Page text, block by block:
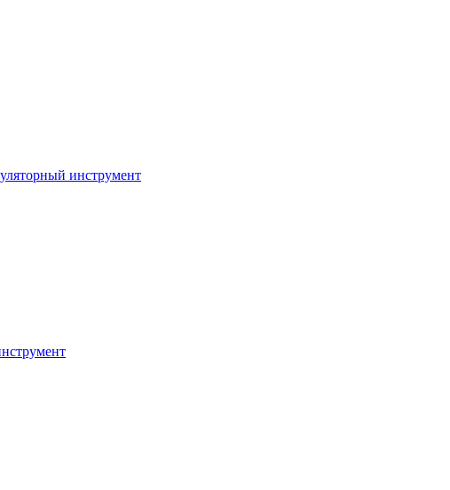
инструмент